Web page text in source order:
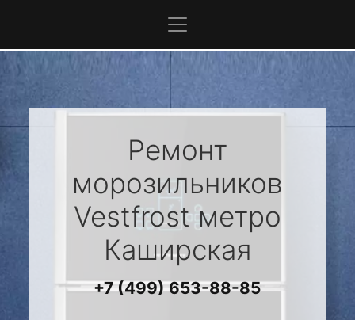
Ремонт
морозильников
Vestfrostметро
Каширская
+7 (499) 653-88-85